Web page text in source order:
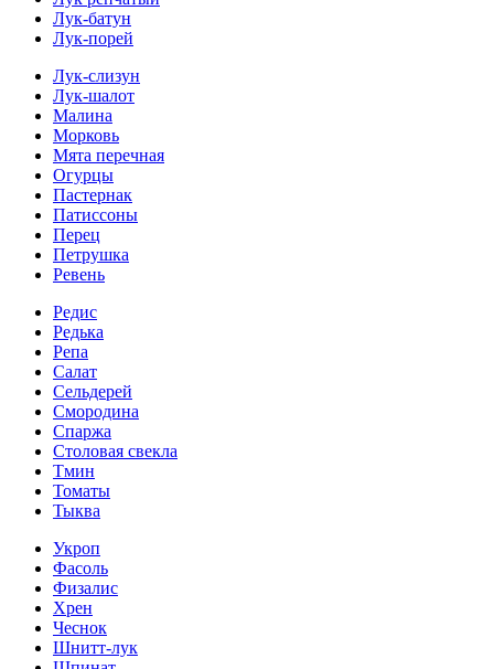
Лук-батун
Лук-порей
Лук-слизун
Лук-шалот
Малина
Морковь
Мята перечная
Огурцы
Пастернак
Патиссоны
Перец
Петрушка
Ревень
Редис
Редька
Репа
Салат
Сельдерей
Смородина
Спаржа
Столовая свекла
Тмин
Томаты
Тыква
Укроп
Фасоль
Физалис
Хрен
Чеснок
Шнитт-лук